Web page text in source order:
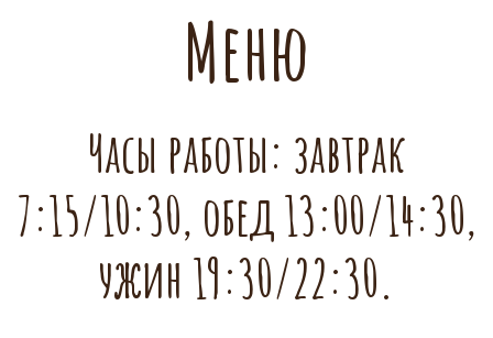
Меню
Часы работы: завтрак
7:15/10:30, обед 13:00/14:30,
ужин 19:30/22:30.